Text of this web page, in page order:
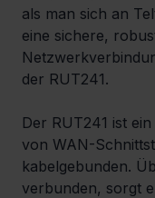
als man sich an
eine sichere,
der RUT241.
Der RUT241 ist
von WAN-
kabelgebunden.
verbunden, sorgt